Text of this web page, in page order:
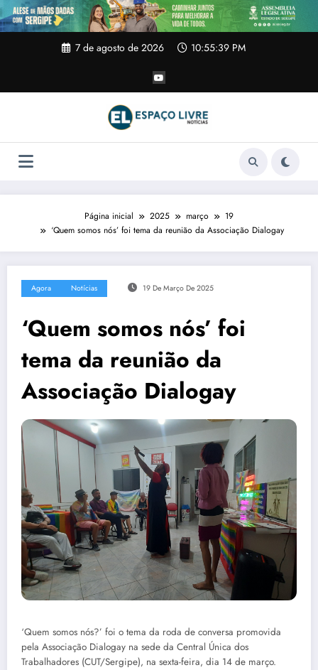
Pular
para
o
7 de agosto de 2026 10:55:39 PM
Página inicial 2025 março
19
‘Quem somos nós’ foi tema da reunião da Associação Dialogay
Agora Notícias 19 De Março De 2025
‘Quem somos nós’ foi
tema da reunião da
Associação Dialogay
‘Quem somos nós?’ foi o tema da roda de conversa promovida
pela Associação Dialogay na sede da Central Única dos
Trabalhadores (CUT/Sergipe), na sexta-feira, dia 14 de março.